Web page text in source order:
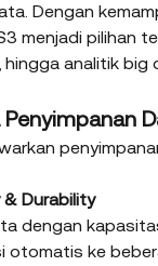
Dengan
menjadi pilihan
hingga analitik big
Durability
dengan
otomatis ke